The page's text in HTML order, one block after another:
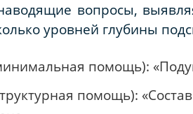
вопросы,
уровней глубины
помощь):
помощь):